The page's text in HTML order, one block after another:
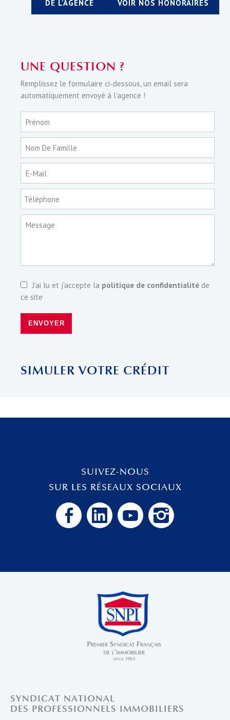
DE L'AGENCE
VOIR NOS HONORAIRES
UNE QUESTION ?
Remplissez le formulaire ci-dessous, un email sera
automatiquement envoyé à l'agence !
Prénom
Nom De Famille
E-Mail
Téléphone
Message
J’ai lu et j'accepte la politique de confidentialité de
ce site
ENVOYER
SIMULER VOTRE CRÉDIT
SYNDICAT NATIONAL
DES PROFESSIONNELS IMMOBILIERS
SUIVEZ-NOUS
SUR LES RÉSEAUX SOCIAUX